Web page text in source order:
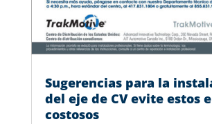
Sugerencias para la
del eje de CV evite estos
costosos